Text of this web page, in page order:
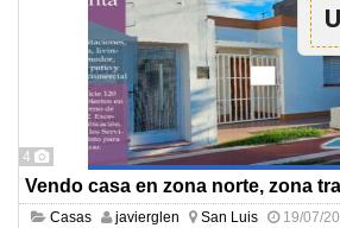
4
Vendo casa en zona norte, zona
Casas javierglen San Luis 19/07/